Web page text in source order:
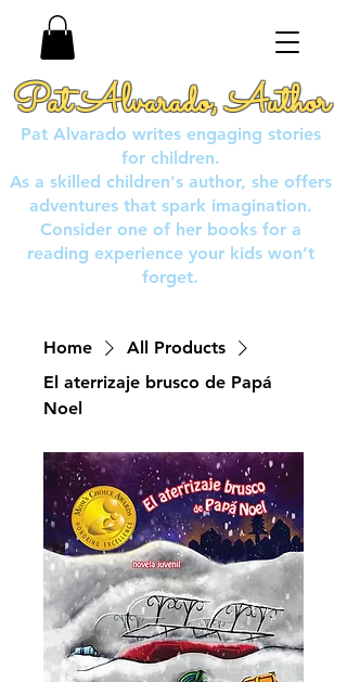
Pat Alvarado, Author
Pat Alvarado writes engaging stories
for children.
As a skilled children's author, she offers
adventures that spark imagination.
Consider one of her books for a
reading experience your kids won’t
forget.
Home
All Products
El aterrizaje brusco de Papá
Noel